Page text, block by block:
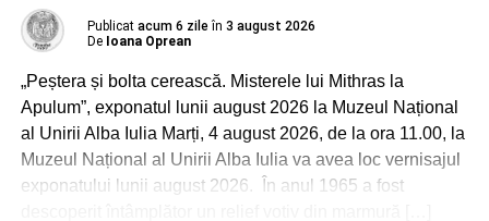
Publicat acum 6 zile în 3 august 2026
De Ioana Oprean
„Peștera și bolta cerească. Misterele lui Mithras la
Apulum”, exponatul lunii august 2026 la Muzeul Național
al Unirii Alba Iulia Marți, 4 august 2026, de la ora 11.00, la
Muzeul Național al Unirii Alba Iulia va avea loc vernisajul
exponatului lunii august 2026. În anul 1965 a fost